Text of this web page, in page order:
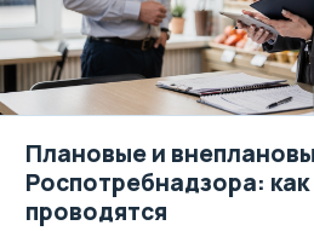
Плановые и
Роспотребнадзора:
проводятся